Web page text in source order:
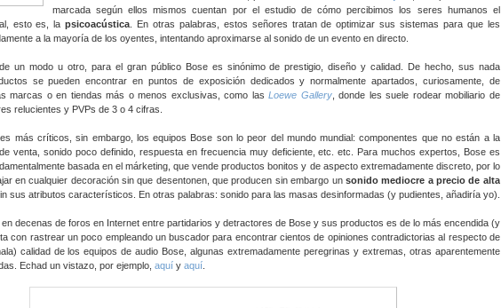
marcada según ellos mismos cuentan por el estudio de cómo percibimos los seres humanos el
esto es, lapsicoacústica . En otras palabras, estos señores tratan de optimizar sus sistemas para que les
a la mayoría de los oyentes, intentando aproximarse al sonido de un evento en directo.
un modo u otro, para el gran público Bose es sinónimo de prestigio, diseño y calidad. De hecho, sus nada
se pueden encontrar en puntos de exposición dedicados y normalmente apartados, curiosamente, de
marcas o en tiendas más o menos exclusivas, como lasLoewe Gallery, donde les suele rodear mobiliario de
relucientes y PVPs de 3 o 4 cifras.
más críticos, sin embargo, los equipos Bose son lo peor del mundo mundial: componentes que no están a la
venta, sonido poco definido, respuesta en frecuencia muy deficiente, etc. etc. Para muchos expertos, Bose es
basada en el márketing, que vende productos bonitos y de aspecto extremadamente discreto, por lo
en cualquier decoración sin que desentonen, que producen sin embargo un sonido mediocre a precio de alta
sus atributos característicos. En otras palabras: sonido para las masas desinformadas (y pudientes, añadiría yo).
en decenas de foros en Internet entre partidarios y detractores de Bose y sus productos es de lo más encendida (y
con rastrear un poco empleando un buscador para encontrar cientos de opiniones contradictorias al respecto de
calidad de los equipos de audio Bose, algunas extremadamente peregrinas y extremas, otras aparentemente
Echad un vistazo, por ejemplo, aquí y aquí